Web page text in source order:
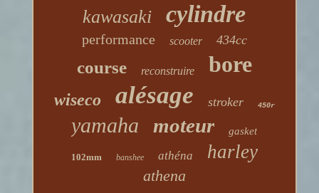
kawasaki cylindre
performance scooter 434cc
course reconstruire bore
wiseco alésage stroker 450r
yamaha moteur gasket
102mm banshee athéna harley
athena